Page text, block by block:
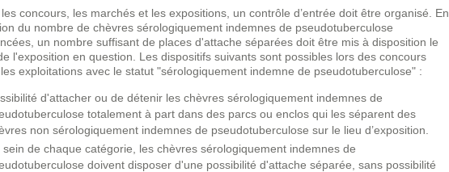
concours, les marchés et les expositions, un contrôle d’entrée doit être organisé. En
du nombre de chèvres sérologiquement indemnes de pseudotuberculose
un nombre suffisant de places d'attache séparées doit être mis à disposition le
l'exposition en question. Les dispositifs suivants sont possibles lors des concours
exploitations avec le statut "sérologiquement indemne de pseudotuberculose" :
d'attacher ou de détenir les chèvres sérologiquement indemnes de
totalement à part dans des parcs ou enclos qui les séparent des
non sérologiquement indemnes de pseudotuberculose sur le lieu d’exposition.
sein de chaque catégorie, les chèvres sérologiquement indemnes de
doivent disposer d'une possibilité d'attache séparée, sans possibilité